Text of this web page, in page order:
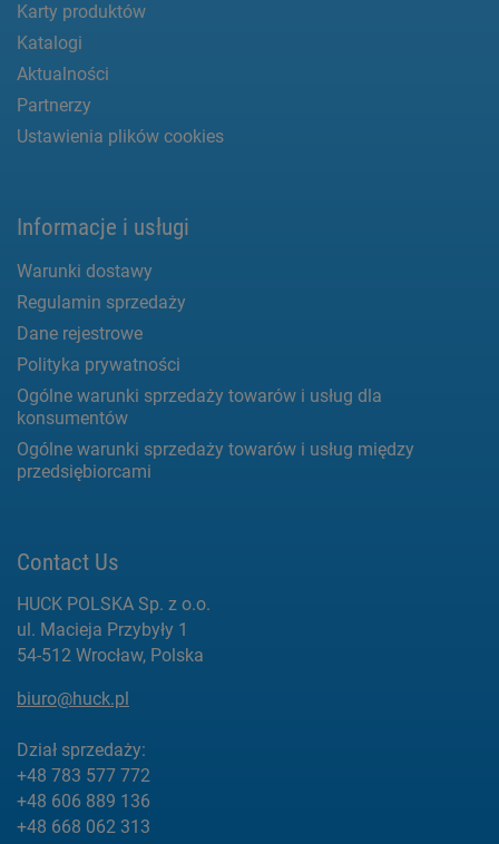
Karty produktów
Katalogi
Aktualności
Partnerzy
Ustawienia plików cookies
Informacje i usługi
Warunki dostawy
Regulamin sprzedaży
Dane rejestrowe
Polityka prywatności
Ogólne warunki sprzedaży towarów i usług dla
konsumentów
Ogólne warunki sprzedaży towarów i usług między
przedsiębiorcami
Contact Us
HUCK POLSKA Sp. z o.o.
ul. Macieja Przybyły 1
54-512 Wrocław, Polska
biuro@huck.pl
Dział sprzedaży:
+48 783 577 772
+48 606 889 136
+48 668 062 313